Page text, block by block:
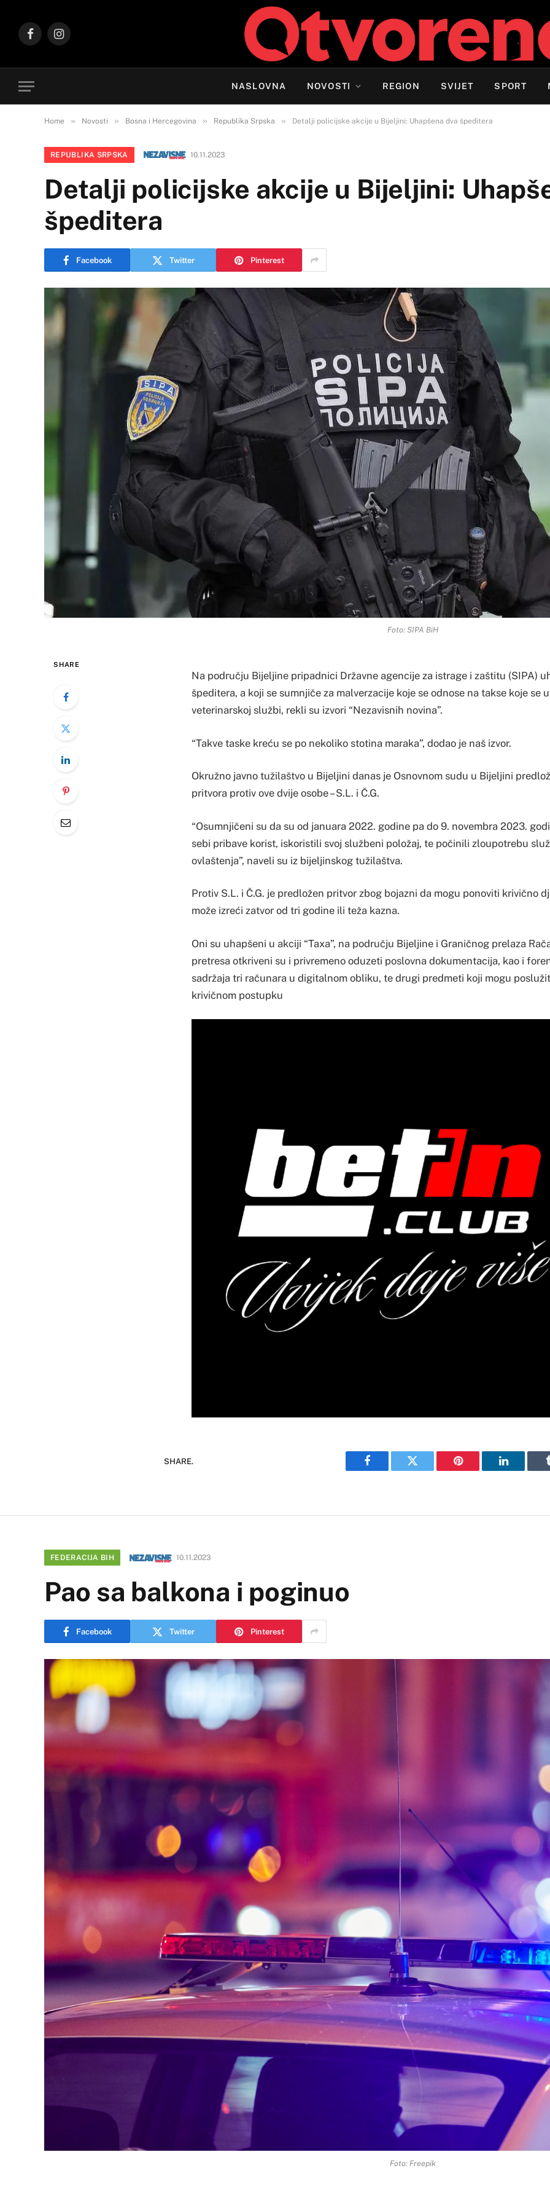
FacebookInstagram
NASLOVNA NOVOSTI REGION SVIJET SPORT
Home » Novosti » Bosna i Hercegovina » Republika Srpska » Detalji policijske akcije u Bijeljini: Uhapšena dva špeditera
REPUBLIKA SRPSKA 10.11.2023
Detalji policijske akcije u Bijeljini:
špeditera
Facebook Twitter Pinterest
Foto: SIPA BiH
SHARE
Na području Bijeljine pripadnici Državne agencije za istrage i zaštitu (SIPA)
špeditera, a koji se sumnjiče za malverzacije koje se odnose na takse koje se
veterinarskoj službi, rekli su izvori “Nezavisnih novina”.
“Takve taske kreću se po nekoliko stotina maraka”, dodao je naš izvor.
Okružno javno tužilaštvo u Bijeljini danas je Osnovnom sudu u Bijeljini
pritvora protiv ove dvije osobe – S.L. i Č.G.
“Osumnjičeni su da su od januara 2022. godine pa do 9. novembra 2023.
sebi pribave korist, iskoristili svoj službeni položaj, te počinili zloupotrebu
ovlaštenja”, naveli su iz bijeljinskog tužilaštva.
Protiv S.L. i Č.G. je predložen pritvor zbog bojazni da mogu ponoviti krivično
može izreći zatvor od tri godine ili teža kazna.
Oni su uhapšeni u akciji “Taxa”, na području Bijeljine i Graničnog prelaza
pretresa otkriveni su i privremeno oduzeti poslovna dokumentacija, kao i
sadržaja tri računara u digitalnom obliku, te drugi predmeti koji mogu
krivičnom postupku
SHARE.
Facebook Twitter Pinterest LinkedIn
FEDERACIJA BIH 10.11.2023
Pao sa balkona i poginuo
Facebook Twitter Pinterest
Foto: Freepik